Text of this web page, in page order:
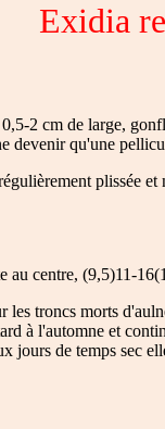
Exidia
2 cm de large,
devenir qu'une
plissée
au centre, (9,5)11-
troncs morts
à l'automne et
jours de temps sec